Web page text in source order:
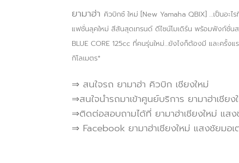
ยามาฮ่า คิวบิกซ์ ใหม่ [New Yamaha QBIX] …เป็นอ
แฟชั่นลุคใหม่ สีสันสุดเทรนด์ ดีไซน์โมเดิร์น พร้อมฟังก์ชั่
BLUE CORE 125cc ที่คนรุ่นใหม่…ยังไงก็ต้องมี และครั้ง
กิโลเมตร*
⇒ สนใจรถ ยามาฮ่า คิวบิก เชียงใหม่
⇒สนใจนำรถมาเข้าศูนย์บริการ ยามาฮ่าเชีย
⇒ติดต่อสอบถามได้ที่ ยามาฮ่าเชียงใหม่ แสง
⇒ Facebook ยามาฮ่าเชียงใหม่ แสงชัยมอเ